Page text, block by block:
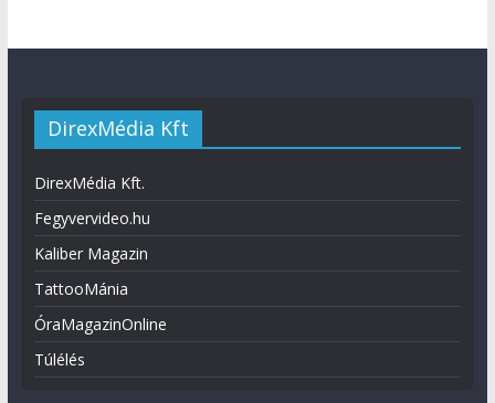
DirexMédia Kft
DirexMédia Kft.
Fegyvervideo.hu
Kaliber Magazin
TattooMánia
ÓraMagazinOnline
Túlélés